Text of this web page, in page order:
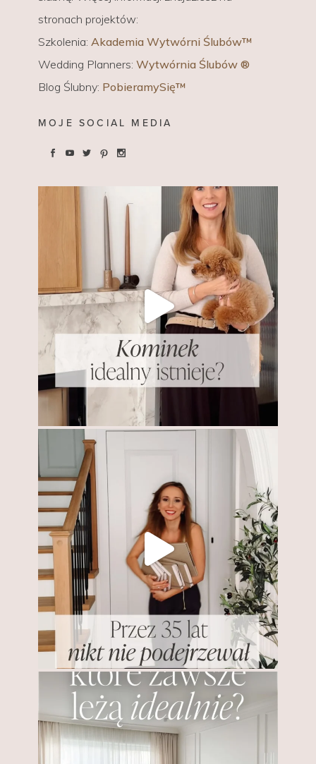
stronach projektów:
Szkolenia: Akademia Wytwórni Ślubów™
Wedding Planners: Wytwórnia Ślubów ®
Blog Ślubny: PobieramySię™
MOJE SOCIAL MEDIA